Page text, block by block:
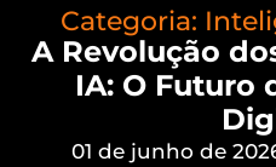
Categoria:
A Revolução
IA: O Futuro
01 de junho de